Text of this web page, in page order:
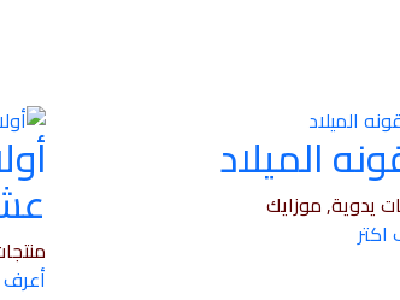
الميلاد
يدوية, موزايك
أعرف